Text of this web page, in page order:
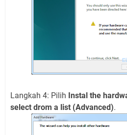
Langkah 4: Pilih Instal the
select drom a list (Advanced).